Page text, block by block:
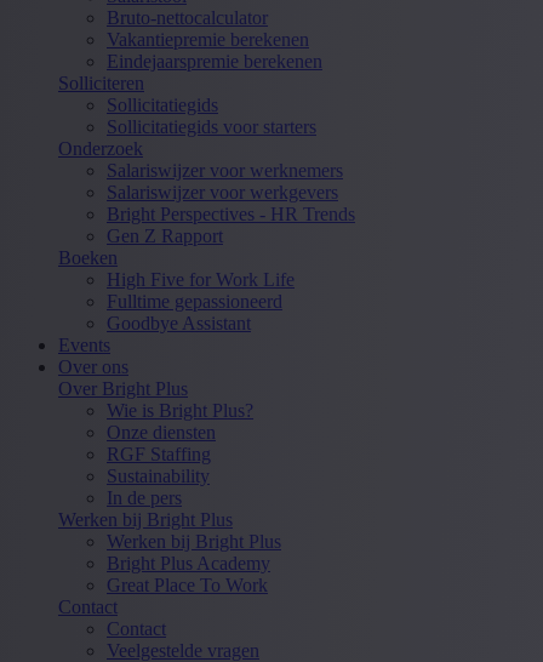
Bruto-nettocalculator
Vakantiepremie berekenen
Eindejaarspremie berekenen
Solliciteren
Sollicitatiegids
Sollicitatiegids voor starters
Onderzoek
Salariswijzer voor werknemers
Salariswijzer voor werkgevers
Bright Perspectives - HR Trends
Gen Z Rapport
Boeken
High Five for Work Life
Fulltime gepassioneerd
Goodbye Assistant
Events
Over ons
Over Bright Plus
Wie is Bright Plus?
Onze diensten
RGF Staffing
Sustainability
In de pers
Werken bij Bright Plus
Werken bij Bright Plus
Bright Plus Academy
Great Place To Work
Contact
Contact
Veelgestelde vragen